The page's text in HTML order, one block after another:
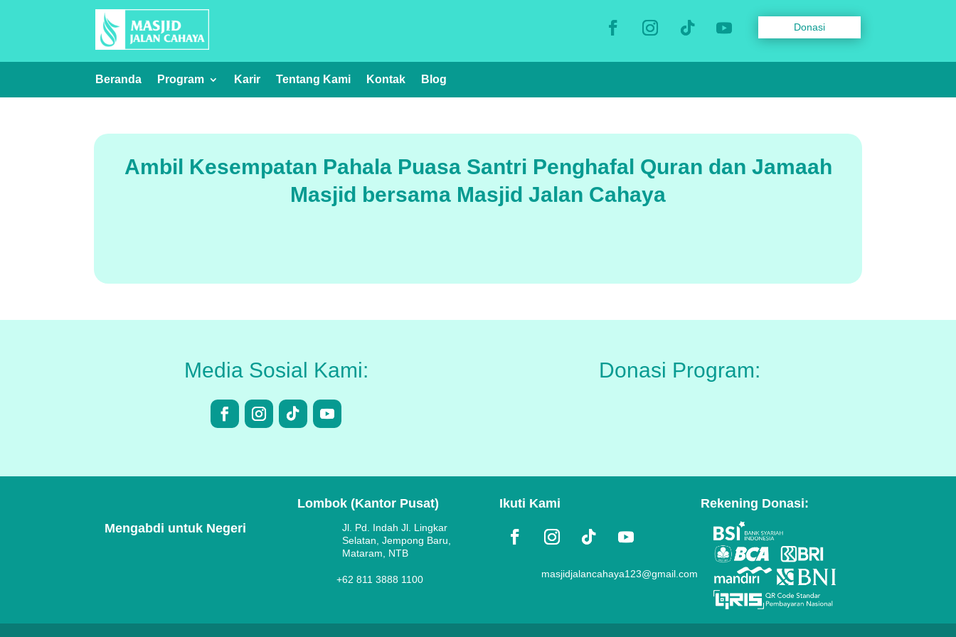
Donasi
Beranda Program Karir Tentang Kami Kontak Blog
Ambil Kesempatan Pahala Puasa Santri Penghafal Quran dan Jamaah
Masjid bersama Masjid Jalan Cahaya
Media Sosial Kami: Donasi Program:
Mengabdi untuk Negeri
Lombok (Kantor Pusat)
Jl. Pd. Indah Jl. Lingkar
Selatan, Jempong Baru,
Mataram, NTB
+62 811 3888 1100
Ikuti Kami
masjidjalancahaya123@gmail.com
Rekening Donasi: